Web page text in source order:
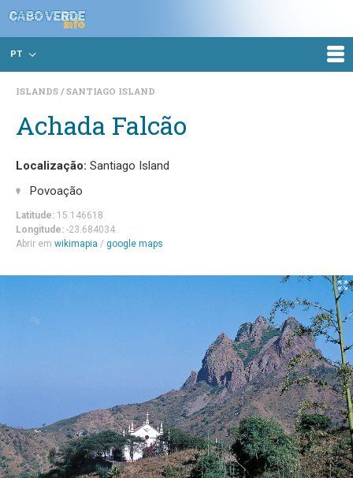
PT
ISLANDS SANTIAGO ISLAND
Achada Falcão
Localização: Santiago Island
Povoação
Latitude: 15.146618
Longitude: -23.684034
Abrir em wikimapia / google maps